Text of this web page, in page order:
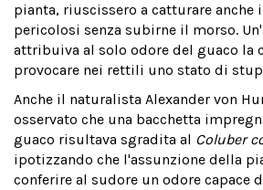
pianta, riuscissero a catturare anche
pericolosi senza subirne il morso.
attribuiva al solo odore del guaco la
provocare nei rettili uno stato di
Anche il naturalista Alexander von
osservato che una bacchetta
guaco risultava sgradita al Coluber
ipotizzando che l'assunzione della
conferire al sudore un odore capace